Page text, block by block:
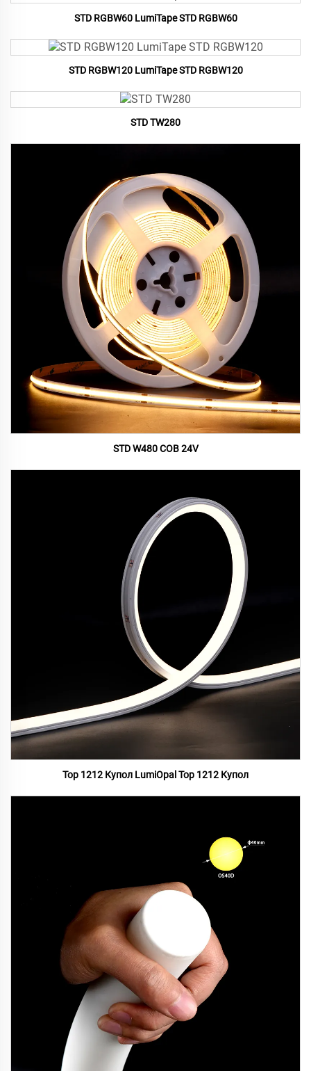
STD RGBW60 LumiTape STD RGBW60
STD RGBW120 LumiTape STD RGBW120
STD TW280
STD W480 COB 24V
Top 1212 Купол LumiOpal Top 1212 Купол